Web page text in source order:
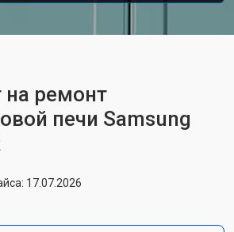
на ремонт
печи Samsung
17.07.2026